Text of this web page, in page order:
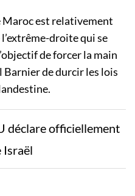
Maroc est relativement
droite qui se
de forcer la main
de durcir les lois
déclare officiellement
Israël